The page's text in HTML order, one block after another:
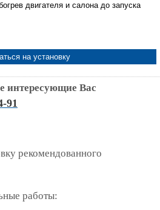
двигателя и салона до запуска
на установку
интересующие Вас
91
рекомендованного
работы: